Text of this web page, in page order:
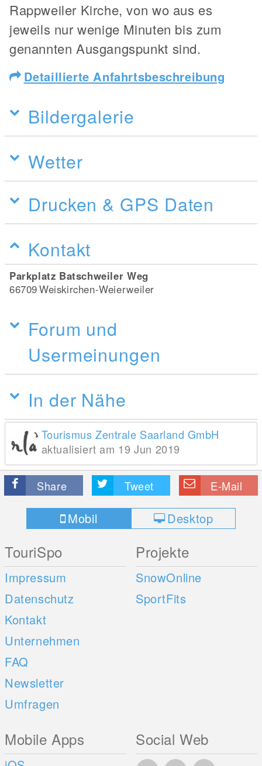
Rappweiler Kirche, von wo aus es
jeweils nur wenige Minuten bis zum
genannten Ausgangspunkt sind.
Detaillierte Anfahrtsbeschreibung
Bildergalerie
Wetter
Drucken & GPS Daten
Kontakt
Parkplatz Batschweiler Weg
66709Weiskirchen-Weierweiler
Forum und
Usermeinungen
In der Nähe
Tourismus Zentrale Saarland GmbH
aktualisiert am 19 Jun 2019
Share Tweet E-Mail
Mobil Desktop
TouriSpo
Impressum
Datenschutz
Kontakt
Unternehmen
FAQ
Newsletter
Umfragen
Projekte
SnowOnline
SportFits
Mobile Apps Social Web